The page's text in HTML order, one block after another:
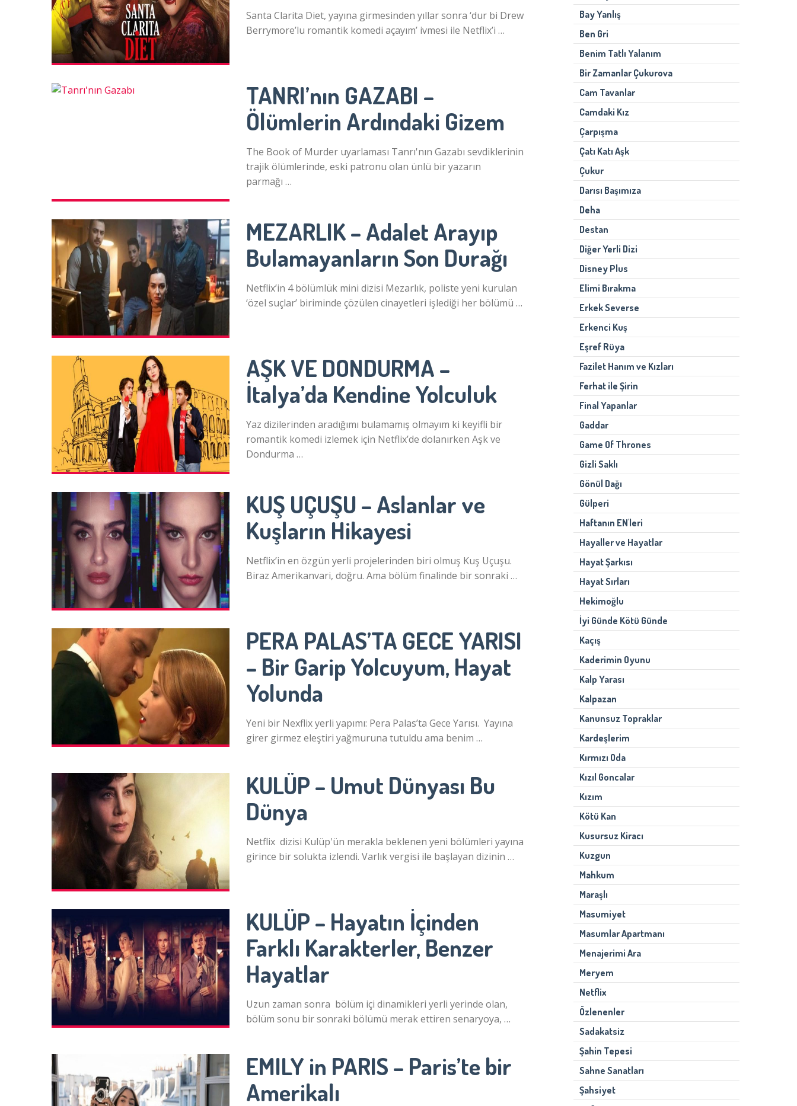
Santa Clarita Diet, yayına girmesinden yıllar sonra ‘dur bi Drew
Berrymore’lu romantik komedi açayım’ ivmesi ile Netflix’i …
TANRI’nın GAZABI –
Ölümlerin Ardındaki Gizem
The Book of Murder uyarlaması Tanrı'nın Gazabı sevdiklerinin
trajik ölümlerinde, eski patronu olan ünlü bir yazarın
parmağı …
MEZARLIK – Adalet Arayıp
Bulamayanların Son Durağı
Netflix’in 4 bölümlük mini dizisi Mezarlık, poliste yeni kurulan
‘özel suçlar’ biriminde çözülen cinayetleri işlediği her bölümü …
AŞK VE DONDURMA –
İtalya’da Kendine Yolculuk
Yaz dizilerinden aradığımı bulamamış olmayım ki keyifli bir
romantik komedi izlemek için Netflix’de dolanırken Aşk ve
Dondurma …
KUŞ UÇUŞU – Aslanlar ve
Kuşların Hikayesi
Netflix’in en özgün yerli projelerinden biri olmuş Kuş Uçuşu.
Biraz Amerikanvari, doğru. Ama bölüm finalinde bir sonraki …
PERA PALAS’TA GECE YARISI
– Bir Garip Yolcuyum, Hayat
Yolunda
Yeni bir Nexflix yerli yapımı: Pera Palas’ta Gece Yarısı. Yayına
girer girmez eleştiri yağmuruna tutuldu ama benim …
KULÜP – Umut Dünyası Bu
Dünya
Netflix dizisi Kulüp'ün merakla beklenen yeni bölümleri yayına
girince bir solukta izlendi. Varlık vergisi ile başlayan dizinin …
KULÜP – Hayatın İçinden
Farklı Karakterler, Benzer
Hayatlar
Uzun zaman sonra bölüm içi dinamikleri yerli yerinde olan,
bölüm sonu bir sonraki bölümü merak ettiren senaryoya, …
EMILY in PARIS – Paris’te bir
Amerikalı
Bay Yanlış
Ben Gri
Benim Tatlı Yalanım
Bir Zamanlar Çukurova
Cam Tavanlar
Camdaki Kız
Çarpışma
Çatı Katı Aşk
Çukur
Darısı Başımıza
Deha
Destan
Diğer Yerli Dizi
Disney Plus
Elimi Bırakma
Erkek Severse
Erkenci Kuş
Eşref Rüya
Fazilet Hanım ve Kızları
Ferhat ile Şirin
Final Yapanlar
Gaddar
Game Of Thrones
Gizli Saklı
Gönül Dağı
Gülperi
Haftanın EN'leri
Hayaller ve Hayatlar
Hayat Şarkısı
Hayat Sırları
Hekimoğlu
İyi Günde Kötü Günde
Kaçış
Kaderimin Oyunu
Kalp Yarası
Kalpazan
Kanunsuz Topraklar
Kardeşlerim
Kırmızı Oda
Kızıl Goncalar
Kızım
Kötü Kan
Kusursuz Kiracı
Kuzgun
Mahkum
Maraşlı
Masumiyet
Masumlar Apartmanı
Menajerimi Ara
Meryem
Netflix
Özlenenler
Sadakatsiz
Şahin Tepesi
Sahne Sanatları
Şahsiyet